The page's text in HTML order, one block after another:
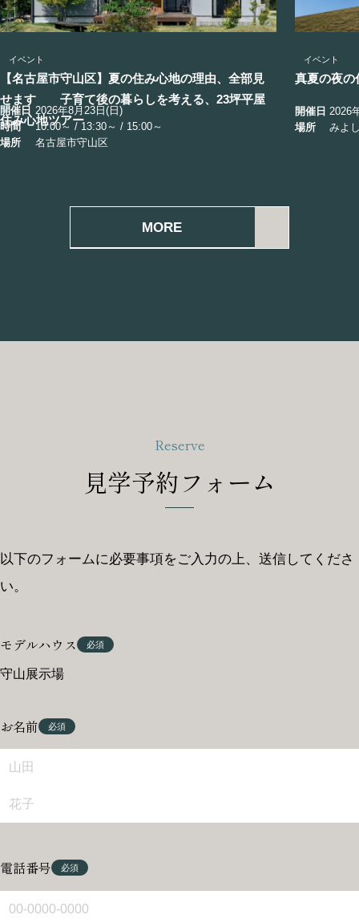
イベント
【名古屋市守山区】夏の住み心地の理由、全部見
せます 子育て後の暮らしを考える、23坪平屋
住み心地ツアー
開催日 2026年8月23日(日)
時間
10:00～ / 13:30～ / 15:00～
場所
名古屋市守山区
イベント
真夏の夜
開催日 2026
場所
みよ
MORE
Reserve
見学予約フォーム
以下のフォームに必要事項をご入力の上、送信してくださ
い。
モデルハウス
お名前
電話番号